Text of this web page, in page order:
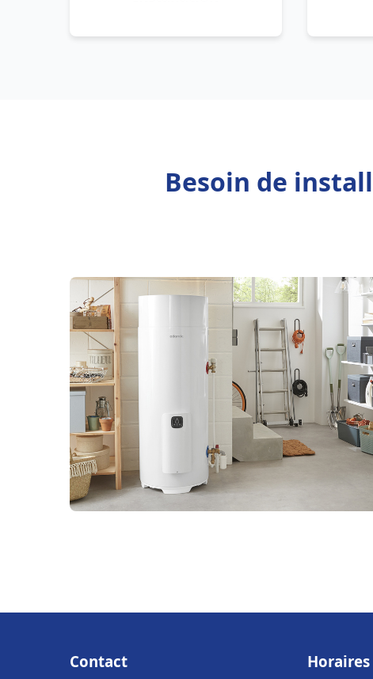
Besoin de
Contact Horaires